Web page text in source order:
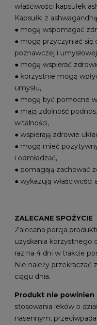
właściwości kapsułek
Kapsułki z
● mogą wspomagać
● mogą przyczyniać się
poznawczej i
● mogą wspierać
● korzystnie mogą
umysłu,
● mogą być pomocne
● mają zdolność
witalności,
● wspierają zdrowie
● mogą mieć
i odmładzać,
● pomagają zachować
● wykazują właściwości
ZALECANE SPOŻYCIE
Zalecana porcja
uzyskania korzystnego
raz na 4 dni w trakcie
Nie należy przekraczać
ciągu dnia.
Produkt nie powinien
stosowania leków o
nasennym,